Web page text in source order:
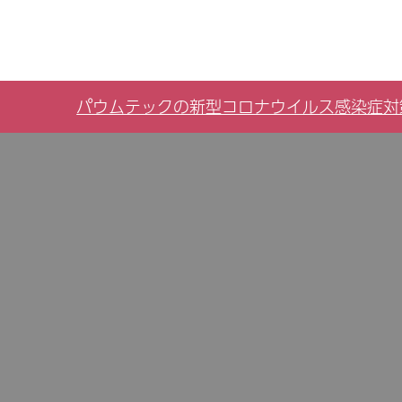
パウムテックの新型コロナウイルス感染症